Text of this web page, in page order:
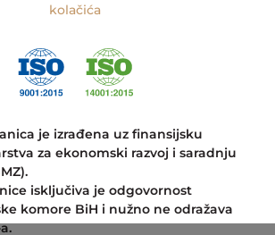
kolačića
je izrađena uz finansijsku
za ekonomski razvoj i saradnju
isključiva je odgovornost
komore BiH i nužno ne odražava